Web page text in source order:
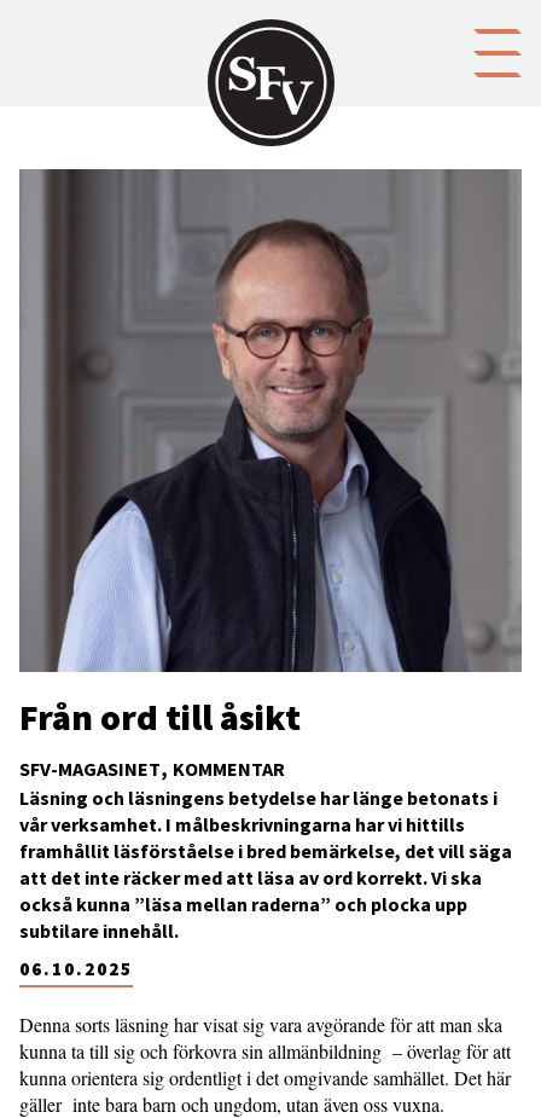
SFV-MAGASINET KOMMENTAR
Från ord till åsikt
06.10.2025
Läsning och läsningens betydelse har länge betonats i
vår verksamhet. I målbeskrivningarna har vi hittills
framhållit läsförståelse i bred bemärkelse, det vill säga
att det inte räcker med att läsa av ord korrekt. Vi ska
också kunna ”läsa mellan raderna” och plocka upp
subtilare innehåll.
Denna sorts läsning har visat sig vara avgörande för att man ska
kunna ta till sig och förkovra sin allmänbildning – överlag för att
kunna orientera sig ordentligt i det omgivande samhället. Det här
gäller inte bara barn och ungdom, utan även oss vuxna.